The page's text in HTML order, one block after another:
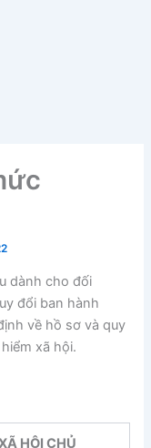
dành cho đối
đổi ban hành
về hồ sơ và quy
xã hội.
HỘI CHỦ